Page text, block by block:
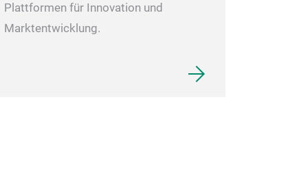
Plattformen für Innovation und
Marktentwicklung.